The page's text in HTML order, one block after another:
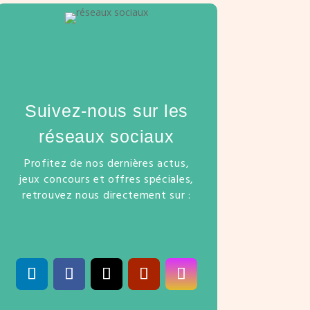
Suivez-nous sur les
réseaux sociaux
Profitez de nos dernières actus,
jeux concours et offres spéciales,
retrouvez nous directement sur :